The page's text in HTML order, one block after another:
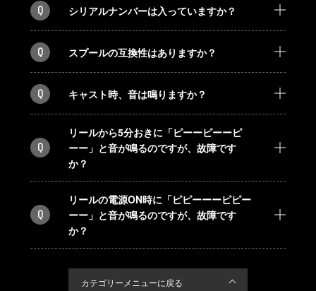
Q シリアルナンバーは入っていますか？
Q スプールの互換性はありますか？
Q キャスト時、音は鳴りますか？
Q
リールから5分おきに「ピーーピーーピ
ーー」と音が鳴るのですが、故障です
か？
Q
リールの電源ON時に「ピピーーーピピー
ーー」と音が鳴るのですが、故障です
か？
カテゴリーメニューに戻る